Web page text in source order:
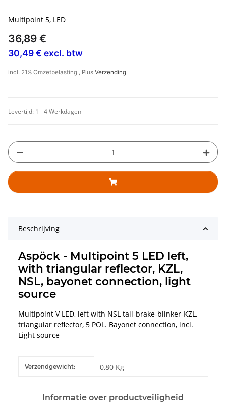
Multipoint 5, LED
36,89 €
30,49 € excl. btw
incl. 21% Omzetbelasting , Plus Verzending
Levertijd: 1 - 4 Werkdagen
Beschrijving
Aspöck - Multipoint 5 LED left,
with triangular reflector, KZL,
NSL, bayonet connection, light
source
Multipoint V LED, left with NSL tail-brake-blinker-KZL,
triangular reflector, 5 POL. Bayonet connection, incl.
Light source
#productDetails.itemInformation#
#productDetails.itemValue#
Verzendgewicht: 0,80 Kg
Informatie over productveiligheid